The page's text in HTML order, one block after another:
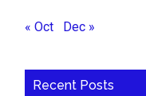
« Oct Dec »
Recent Posts